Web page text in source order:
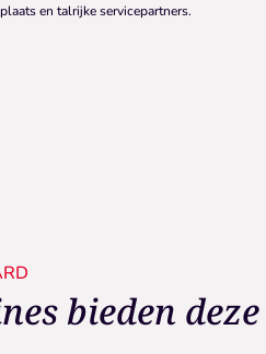
en talrijke servicepartners.
bieden